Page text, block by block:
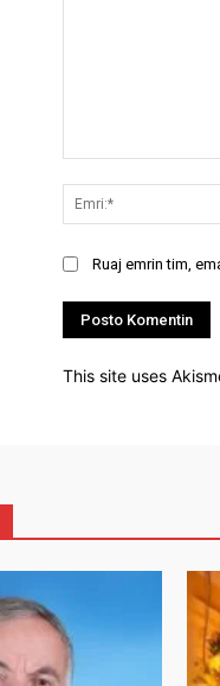
Ruaj emrin tim,
This site uses